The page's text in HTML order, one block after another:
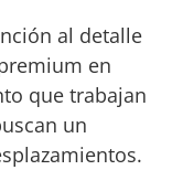
al detalle
en
que trabajan
un